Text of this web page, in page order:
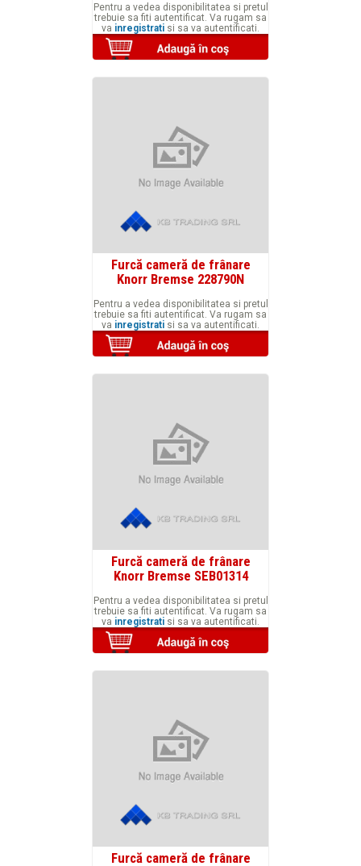
Pentru a vedea disponibilitatea si pretul
trebuie sa fiti autentificat. Va rugam sa
va inregistrati si sa va autentificati.
Furcă cameră de frânare
Knorr Bremse 228790N
Pentru a vedea disponibilitatea si pretul
trebuie sa fiti autentificat. Va rugam sa
va inregistrati si sa va autentificati.
Furcă cameră de frânare
Knorr Bremse SEB01314
Pentru a vedea disponibilitatea si pretul
trebuie sa fiti autentificat. Va rugam sa
va inregistrati si sa va autentificati.
Furcă cameră de frânare